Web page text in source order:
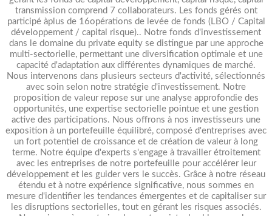
transmission comprend 7 collaborateurs. Les fonds gérés ont
participé àplus de 16opérations de levée de fonds (LBO / Capital
développement / capital risque).. Notre fonds d'investissement
dans le domaine du private equity se distingue par une approche
multi-sectorielle, permettant une diversification optimale et une
capacité d'adaptation aux différentes dynamiques de marché.
Nous intervenons dans plusieurs secteurs d'activité, sélectionnés
avec soin selon notre stratégie d'investissement. Notre
proposition de valeur repose sur une analyse approfondie des
opportunités, une expertise sectorielle pointue et une gestion
active des participations. Nous offrons à nos investisseurs une
exposition à un portefeuille équilibré, composé d'entreprises avec
un fort potentiel de croissance et de création de valeur à long
terme. Notre équipe d'experts s'engage à travailler étroitement
avec les entreprises de notre portefeuille pour accélérer leur
développement et les guider vers le succès. Grâce à notre réseau
étendu et à notre expérience significative, nous sommes en
mesure d'identifier les tendances émergentes et de capitaliser sur
les disruptions sectorielles, tout en gérant les risques associés.